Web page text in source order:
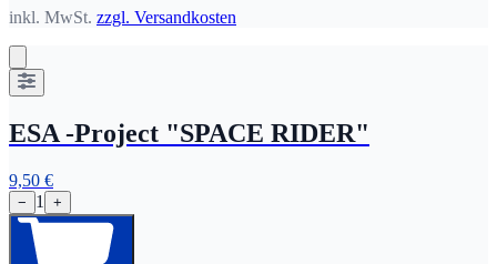
inkl. MwSt. zzgl. Versandkosten
ESA -Project "SPACE RIDER"
9,50 €
− 1 +